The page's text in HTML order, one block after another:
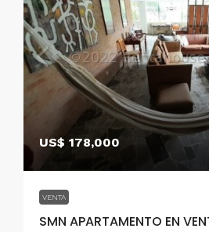
US$ 178,000
VENTA
SMN APARTAMENTO EN